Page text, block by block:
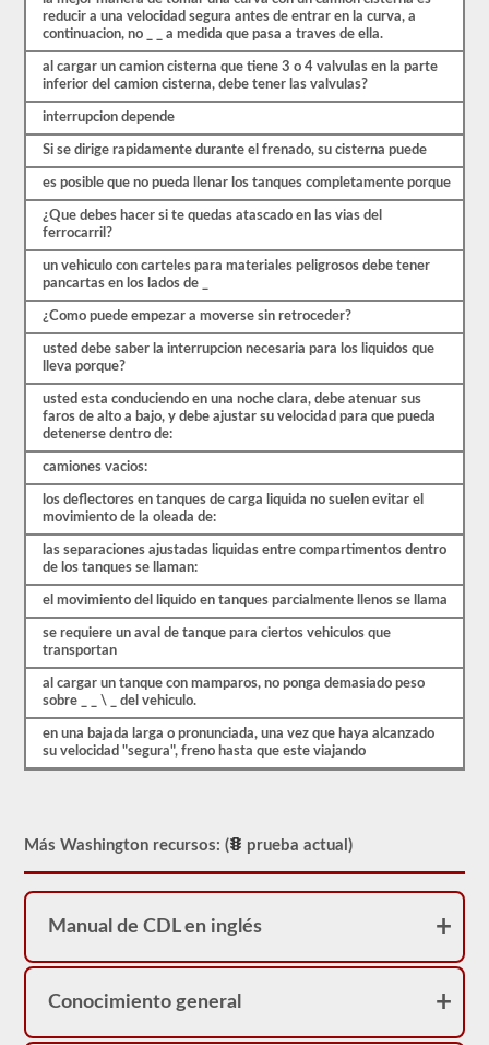
para
transportar
carga
líquida.
Deberá
al
menos
el
80%
(16
de
20)
para
aprobar
del
buque
tanque.
Hemos
compilado
que
necesitará
antes
dirigirse
DVM
para
tomar
su
prueba
aprobación
buque
tanque.
basan
el
manual
conductor
2026
CDL
proporcionarán
reducir a una velocidad segura antes de entrar en la curva, a
continuacion, no _ _ a medida que pasa a traves de ella.
al cargar un camion cisterna que tiene 3 o 4 valvulas en la parte
inferior del camion cisterna, debe tener las valvulas?
interrupcion depende
Si se dirige rapidamente durante el frenado, su cisterna puede
es posible que no pueda llenar los tanques completamente porque
¿Que debes hacer si te quedas atascado en las vias del
ferrocarril?
un vehiculo con carteles para materiales peligrosos debe tener
pancartas en los lados de _
¿Como puede empezar a moverse sin retroceder?
usted debe saber la interrupcion necesaria para los liquidos que
lleva porque?
usted esta conduciendo en una noche clara, debe atenuar sus
faros de alto a bajo, y debe ajustar su velocidad para que pueda
detenerse dentro de:
camiones vacios:
los deflectores en tanques de carga liquida no suelen evitar el
movimiento de la oleada de:
las separaciones ajustadas liquidas entre compartimentos dentro
de los tanques se llaman:
el movimiento del liquido en tanques parcialmente llenos se llama
se requiere un aval de tanque para ciertos vehiculos que
transportan
al cargar un tanque con mamparos, no ponga demasiado peso
sobre _ _ \ _ del vehiculo.
en una bajada larga o pronunciada, una vez que haya alcanzado
su velocidad "segura", freno hasta que este viajando
Más Washington recursos: ( prueba actual)
Manual de CDL en inglés
Conocimiento general